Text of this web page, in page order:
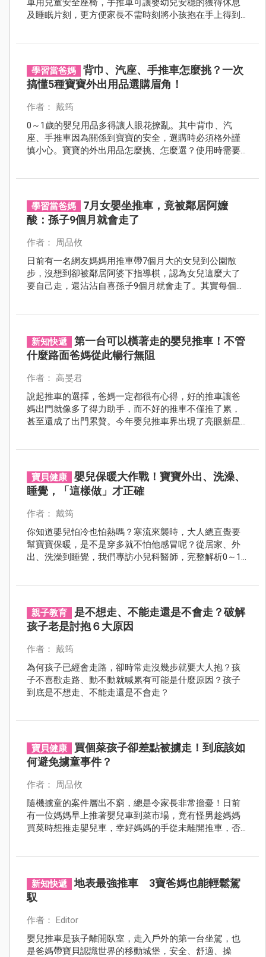
車用兒童安全座椅，手推車可讓嬰幼兒安穩的獲得休息
及睡眠片刻，更方便家長不需時刻將小孩抱在手上得到
學習當爸媽
背巾、汽座、手推車怎麼挑？一次
搞懂5種寶寶外出用品選購眉角！
作者： 戴筠
0～1歲的嬰兒用品多得讓人眼花撩亂。其中背巾、汽
座、手推車因為關係到寶寶的安全，選購時必須格外謹
慎小心。寶寶的外出用品怎麼挑、怎麼選？使用時需要
學習當爸媽
7月女嬰坐推車，竟被鄰居阿嬤
酸：孫子9個月就會走了
作者： 周品攸
日前有一名網友媽媽用推車帶7個月大的女兒到公園散
步，沒想到卻被鄰居阿婆下指導棋，認為女兒這麼大了
要自己走，還沾沾自喜孫子9個月就會走了。其實每個孩
新知快遞
第一台可以橫著走的嬰兒推車！不管
什麼路面爸媽從此暢行無阻
作者： 高旻君
說起推車的選擇，爸媽一定都很有心得，好的推車讓爸
媽出門就像多了得力助手，而不好的推車不僅推了累，
甚至還成了出門累贅。今年嬰兒推車界出現了亮眼新星
寶貝健康
嬰兒保暖大作戰！寶寶外出、洗澡、
睡覺，「這樣做」才正確
作者： 戴筠
你知道嬰兒怕冷也怕熱嗎？寒流來襲時，大人總直覺要
幫寶寶保暖，是不是穿多就不怕他感冒呢？從居家、外
出、洗澡到睡覺，我們專訪小兒科醫師，完整解析0～1
親子教育
是不想走、不能走還是不會走？破解
孩子老是討抱６大原因
作者： 戴筠
為何孩子已經會走路，卻時常走沒幾步就要大人抱？孩
子不喜歡走路、動不動就喊累有可能是什麼原因？孩子
到底是不想走、不能走還是不會走？
寶貝健康
買個菜孩子卻差點被擄走！到底該如
何避免擄童事件？
作者： 周品攸
隨機擄童的案件層出不窮，總是令家長非常擔憂！日前
有一位媽媽早上推著嬰兒車到菜市場，竟有怪男趁媽媽
買菜時想推走嬰兒車，幸好媽媽的手從未離開推車，否
新知快遞
地表最強推車 3寶爸媽也能輕鬆駕
馭
作者： Editor
嬰兒推車是孩子離開臥室，走入戶外的第一台坐駕，也
是爸媽帶寶貝認識世界的移動城堡，安全、舒適、操